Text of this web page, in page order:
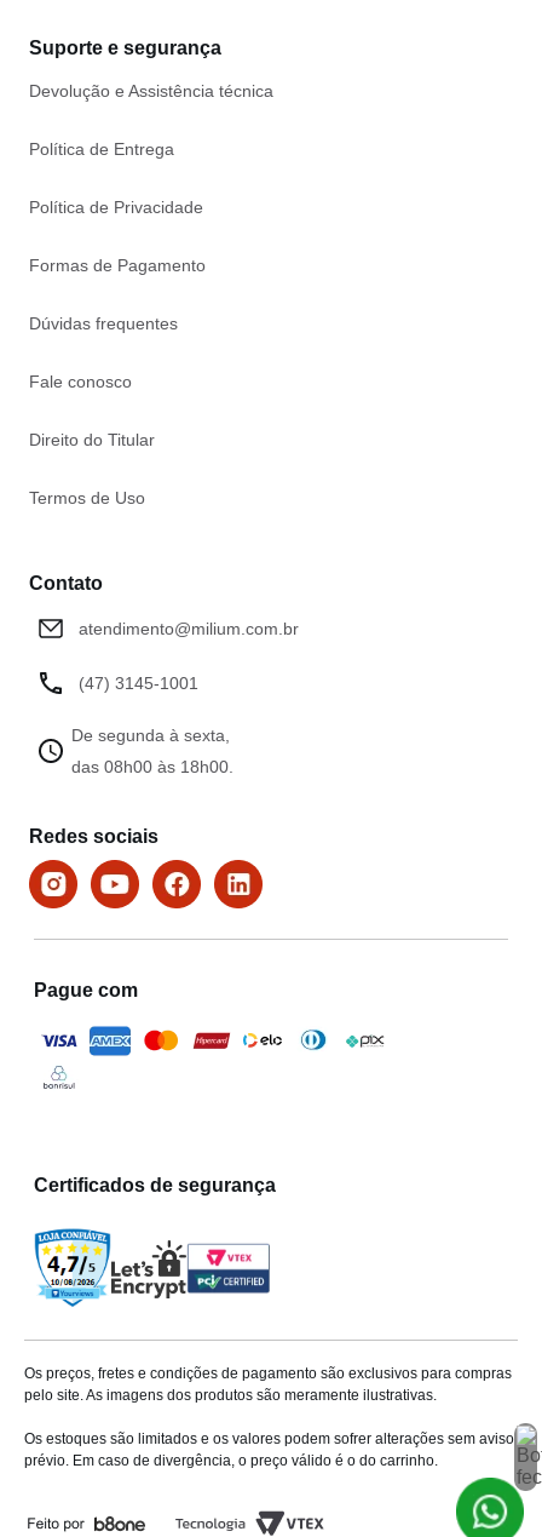
Suporte e segurança
Devolução e Assistência técnica
Política de Entrega
Política de Privacidade
Formas de Pagamento
Dúvidas frequentes
Fale conosco
Direito do Titular
Termos de Uso
Contato
atendimento@milium.com.br
(47) 3145-1001
De segunda à sexta,
das 08h00 às 18h00.
Redes sociais
Pague com
Certificados de segurança
Os preços, fretes e condições de pagamento são exclusivos para compras
pelo site. As imagens dos produtos são meramente ilustrativas.
Os estoques são limitados e os valores podem sofrer alterações sem aviso
prévio. Em caso de divergência, o preço válido é o do carrinho.